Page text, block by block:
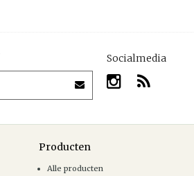
Socialmedia
Producten
Alle producten